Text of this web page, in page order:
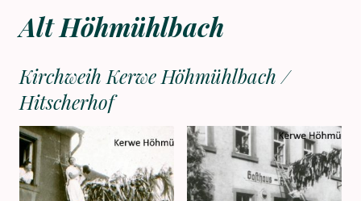
Alt Höhmühlbach
Kirchweih Kerwe Höhmühlbach /
Hitscherhof